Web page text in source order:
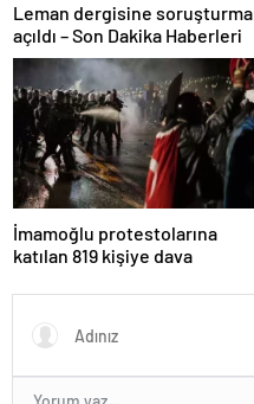
Leman dergisine soruşturma
açıldı – Son Dakika Haberleri
İmamoğlu protestolarına
katılan 819 kişiye dava